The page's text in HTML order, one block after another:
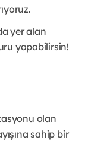
yer alan
yapabilirsin!
olan
sahip bir